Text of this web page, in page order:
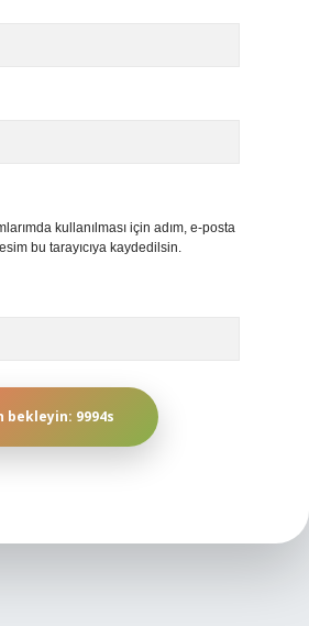
kullanılması için adım, e-posta
bu tarayıcıya kaydedilsin.